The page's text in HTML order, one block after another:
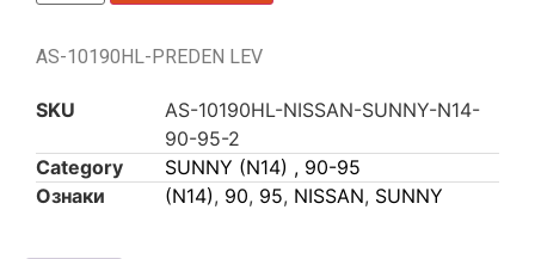
AS-10190HL-PREDEN LEV
SKU
AS-10190HL-NISSAN-SUNNY-N14-
90-95-2
Category
SUNNY (N14) , 90-95
Ознаки
(N14), 90, 95, NISSAN, SUNNY